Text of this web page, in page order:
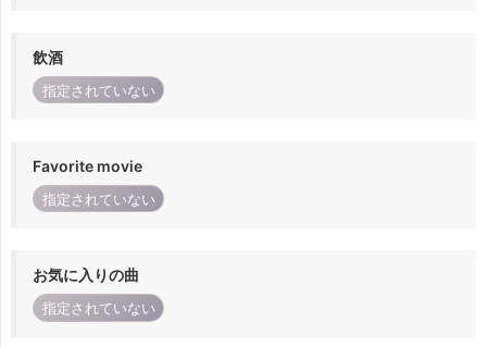
飲酒
指定されていない
Favorite movie
指定されていない
お気に入りの曲
指定されていない